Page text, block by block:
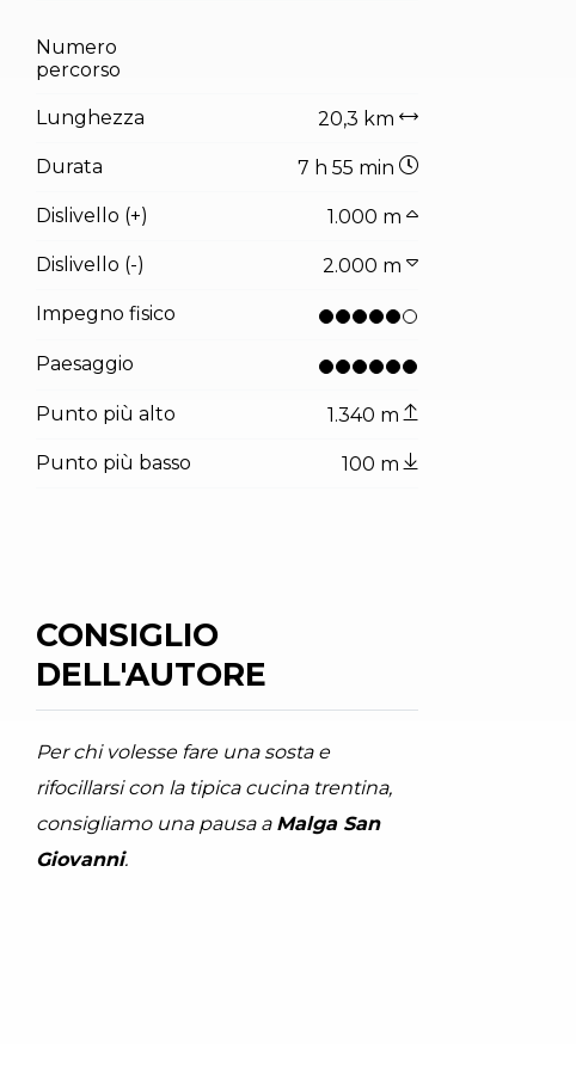
APT Garda Trentino (ph. Promovideo), North Lake Garda Trentino
Numero
percorso
Lunghezza 20,3 km
Durata 7 h 55 min
Dislivello (+) 1.000 m
Dislivello (-) 2.000 m
Impegno fisico
Paesaggio
Punto più alto 1.340 m
Punto più basso 100 m
CONSIGLIO
DELL'AUTORE
Per chi volesse fare una sosta e
rifocillarsi con la tipica cucina trentina,
consigliamo una pausa a Malga San
Giovanni.